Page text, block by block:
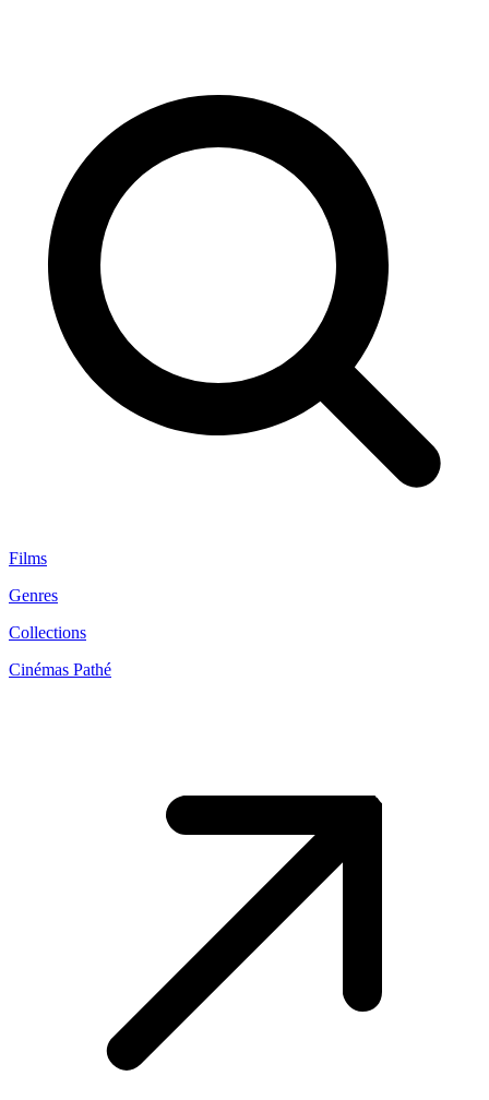
Films
Genres
Collections
Cinémas Pathé